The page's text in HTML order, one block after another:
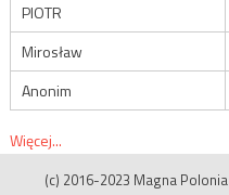
PIOTR
Mirosław
Anonim
Więcej...
(c) 2016-2023 Magna Polonia